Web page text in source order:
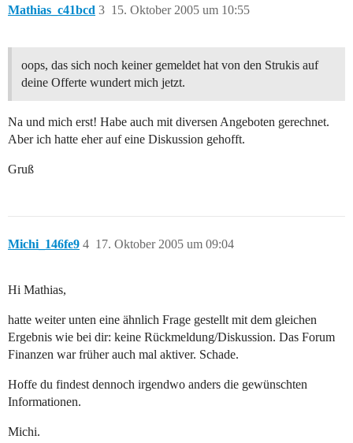
Mathias_c41bcd 15. Oktober 2005 um 10:55
3
oops, das sich noch keiner gemeldet hat von den Strukis auf
deine Offerte wundert mich jetzt.
Na und mich erst! Habe auch mit diversen Angeboten gerechnet.
Aber ich hatte eher auf eine Diskussion gehofft.
Gruß
Michi_146fe9 17. Oktober 2005 um 09:04
4
Hi Mathias,
hatte weiter unten eine ähnlich Frage gestellt mit dem gleichen
Ergebnis wie bei dir: keine Rückmeldung/Diskussion. Das Forum
Finanzen war früher auch mal aktiver. Schade.
Hoffe du findest dennoch irgendwo anders die gewünschten
Informationen.
Michi.